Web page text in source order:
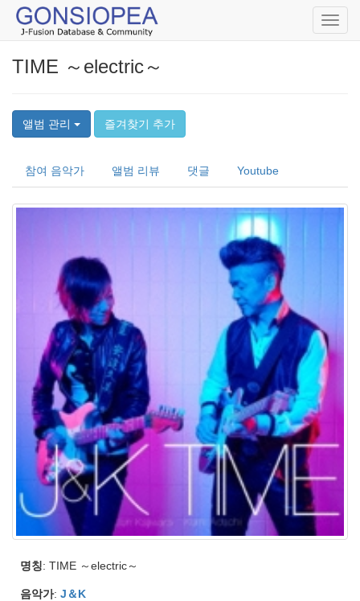
TIME ～electric～
앨범 관리 즐겨찾기 추가
참여 음악가 앨범 리뷰 댓글 Youtube
명칭: TIME ～electric～
음악가: J＆K